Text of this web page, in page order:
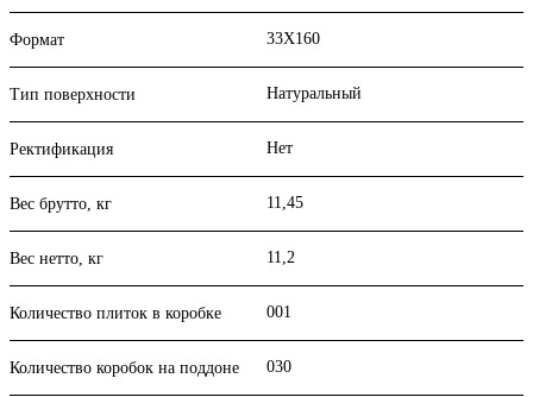
Формат 33X160
Тип поверхности Натуральный
Ректификация Нет
Вес брутто, кг 11,45
Вес нетто, кг 11,2
Количество плиток в коробке 001
Количество коробок на поддоне 030